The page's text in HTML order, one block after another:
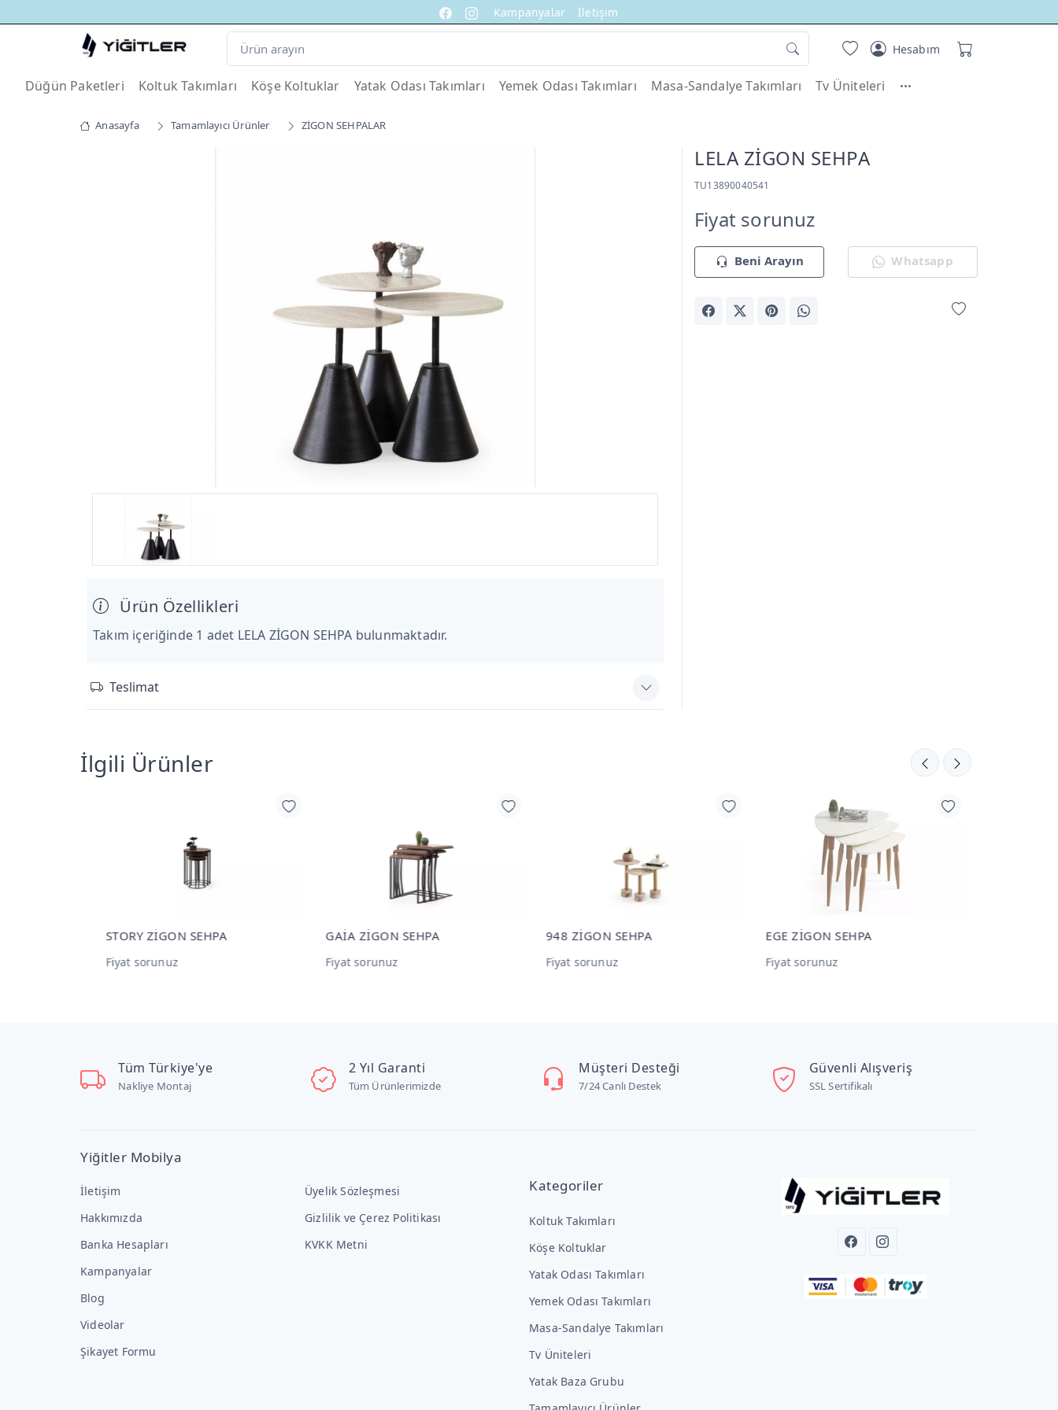
Kampanyalar İletişim
Hesabım
Düğün Paketleri Koltuk Takımları Köşe Koltuklar Yatak Odası Takımları Yemek Odası Takımları Masa-Sandalye Takımları Tv Üniteleri
Anasayfa Tamamlayıcı Ürünler ZİGON SEHPALAR
LELA ZİGON SEHPA
TU13890040541
Fiyat sorunuz
Beni Arayın Whatsapp
Ürün Özellikleri
Takım içeriğinde 1 adet LELA ZİGON SEHPA bulunmaktadır.
Teslimat
İlgili Ürünler
STORY ZİGON SEHPA
Fiyat sorunuz
GAİA ZİGON SEHPA
Fiyat sorunuz
948 ZİGON SEHPA
Fiyat sorunuz
EGE ZİGON SEHPA
Fiyat sorunuz
Tüm Türkiye'ye
Nakliye Montaj
2 Yıl Garanti
Tüm Ürünlerimizde
Müşteri Desteği
7/24 Canlı Destek
Güvenli Alışveriş
SSL Sertifikalı
Yiğitler Mobilya
İletişim
Hakkımızda
Banka Hesapları
Kampanyalar
Blog
Videolar
Şikayet Formu
Üyelik Sözleşmesi
Gizlilik ve Çerez Politikası
KVKK Metni
Kategoriler
Koltuk Takımları
Köşe Koltuklar
Yatak Odası Takımları
Yemek Odası Takımları
Masa-Sandalye Takımları
Tv Üniteleri
Yatak Baza Grubu